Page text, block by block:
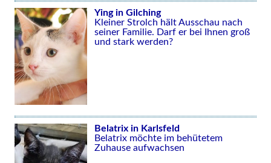
Ying in Gilching
Kleiner Strolch hält Ausschau nach
seiner Familie. Darf er bei Ihnen groß
und stark werden?
Belatrix in Karlsfeld
Belatrix möchte im behütetem
Zuhause aufwachsen